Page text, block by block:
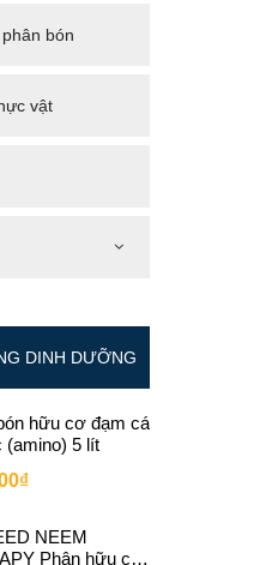
bón
vật
DINH DƯỠNG
hữu cơ đạm cá
(amino) 5 lít
NEEM
Phân hữu cơ